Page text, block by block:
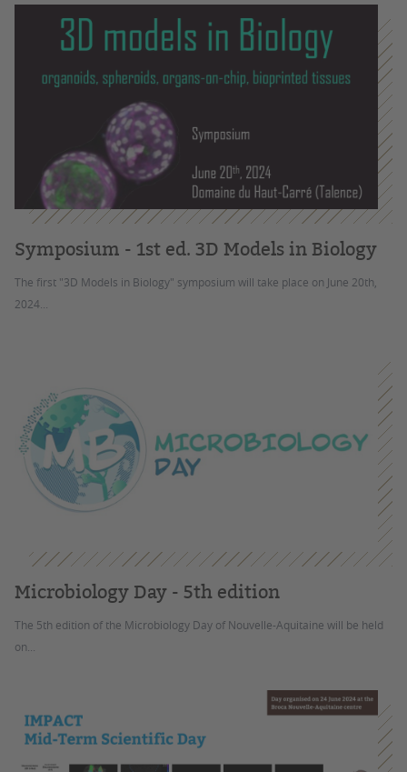
Symposium - 1st ed. 3D Models in Biology
The first "3D Models in Biology" symposium will take place on June 20th,
2024...
Microbiology Day - 5th edition
The 5th edition of the Microbiology Day of Nouvelle-Aquitaine will be held
on...